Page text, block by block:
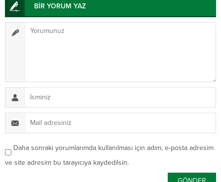
BİR YORUM YAZ
Daha sonraki yorumlarımda kullanılması için adım, e-posta adresim
ve site adresim bu tarayıcıya kaydedilsin.